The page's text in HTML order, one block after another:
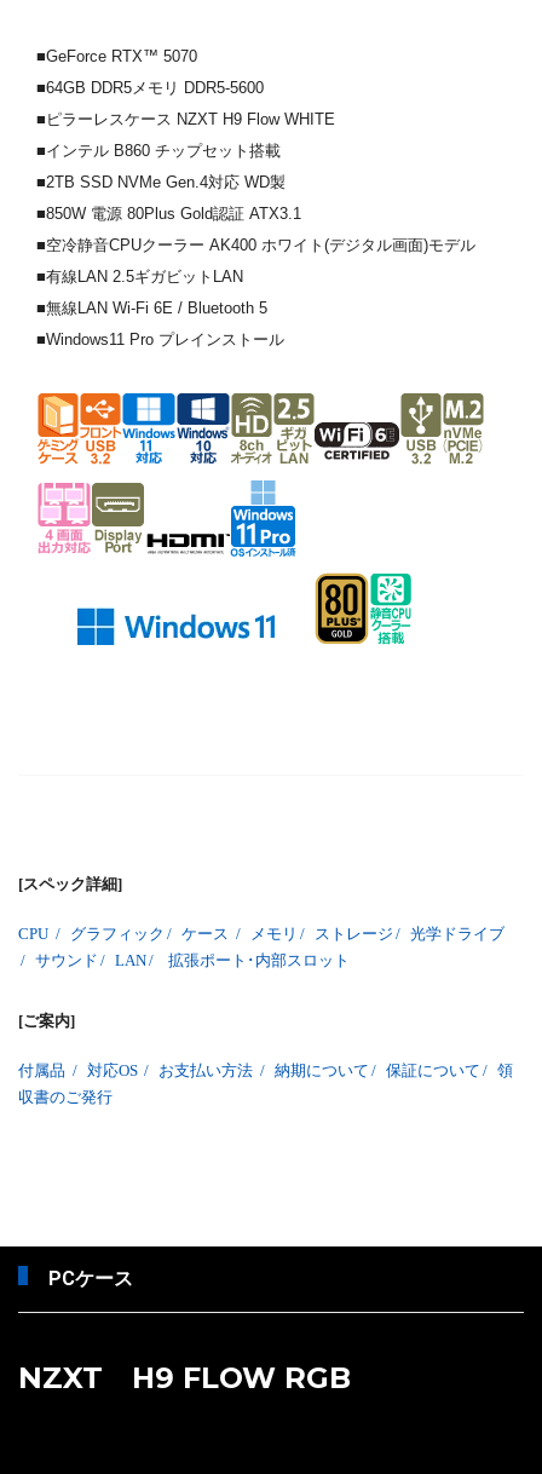
■GeForce RTX™ 5070
■64GB DDR5メモリ DDR5-5600
■ピラーレスケース NZXT H9 Flow WHITE
■インテル B860 チップセット搭載
■2TB SSD NVMe Gen.4対応 WD製
■850W 電源 80Plus Gold認証 ATX3.1
■空冷静音CPUクーラー AK400 ホワイト(デジタル画面)モデル
■有線LAN 2.5ギガビットLAN
■無線LAN Wi-Fi 6E / Bluetooth 5
■Windows11 Pro プレインストール
[スペック詳細]
CPU / グラフィック / ケース / メモリ / ストレージ / 光学ドライブ
/ サウンド / LAN/ 拡張ポート･内部スロット
[ご案内]
付属品 / 対応OS / お支払い方法 / 納期について / 保証について / 領
収書のご発行
PCケース
NZXT H9 FLOW RGB